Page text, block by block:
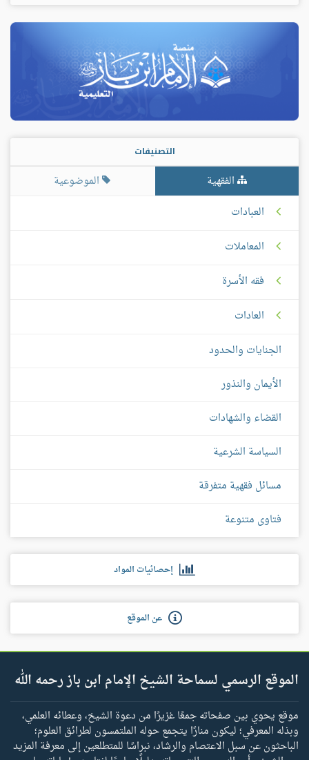
التصنيفات
الفقهية
الموضوعية
العبادات
المعاملات
فقه الأسرة
العادات
الجنايات والحدود
الأيمان والنذور
القضاء والشهادات
السياسة الشرعية
مسائل فقهية متفرقة
فتاوى متنوعة
إحصائيات المواد
عن الموقع
الموقع الرسمي لسماحة الشيخ الإمام ابن باز رحمه الله
موقع يحوي بين صفحاته جمعًا غزيرًا من دعوة الشيخ، وعطائه العلمي،
وبذله المعرفي؛ ليكون منارًا يتجمع حوله الملتمسون لطرائق العلوم؛
الباحثون عن سبل الاعتصام والرشاد، نبراسًا للمتطلعين إلى معرفة المزيد